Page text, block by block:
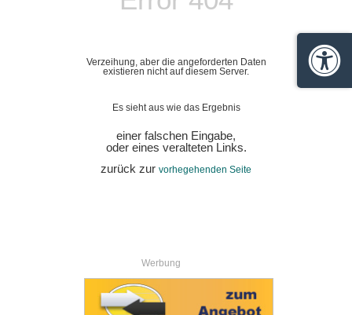
Verzeihung, aber die angeforderten Daten
existieren nicht auf diesem Server.
Es sieht aus wie das Ergebnis
einer falschen Eingabe,
oder eines veralteten Links.
zurück zur vorhegehenden Seite
Werbung